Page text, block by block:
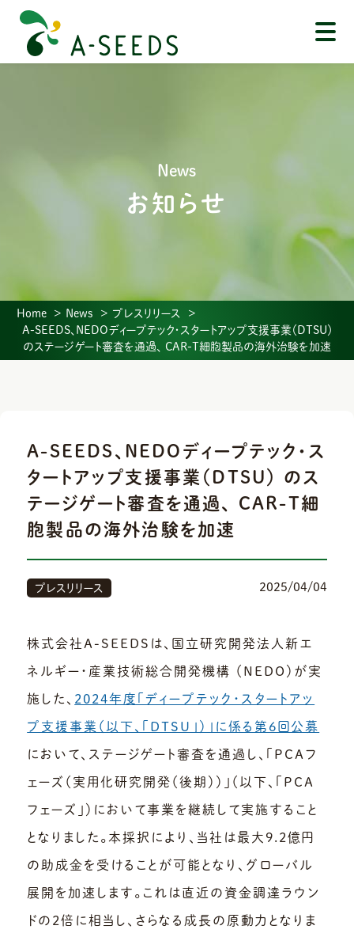
News
お知らせ
Home News
プレスリリース
A-SEEDS、NEDOディープテック・スタートアップ支援事業（DTSU）
のステージゲート審査を通過、 CAR-T細胞製品の海外治験を加速
A-SEEDS、NEDOディープテック・ス
タートアップ支援事業（DTSU） のス
テージゲート審査を通過、 CAR-T細
胞製品の海外治験を加速
2025/04/04
プレスリリース
株式会社A-SEEDSは、国立研究開発法人新エ
ネルギー・産業技術総合開発機構 （NEDO）が実
施した、 2024年度「ディープテック・スタートアッ
プ支援事業（以下、「DTSU」）」に係る第6回公募
において、ステージゲート審査を通過し、「PCAフ
ェーズ（実用化研究開発（後期））」（以下、「PCA
フェーズ」）において事業を継続して実施すること
となりました。本採択により、当社は最大9.2億円
の助成金を受けることが可能となり、グローバル
展開を加速します。これは直近の資金調達ラウン
ドの2倍に相当し、さらなる成長の原動力となりま